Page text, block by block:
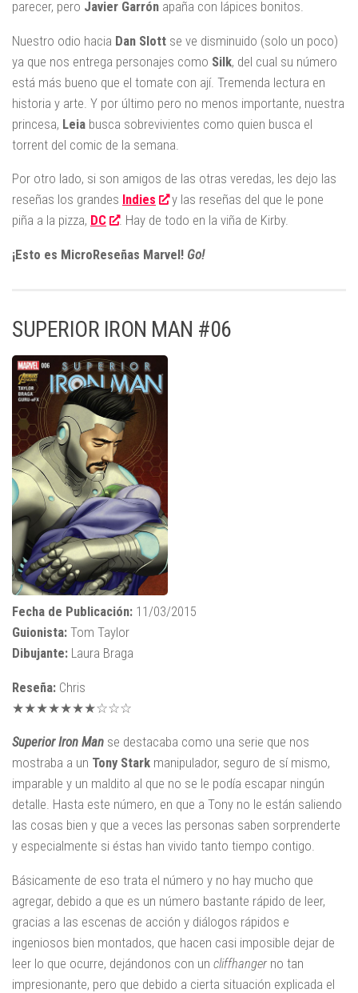
parecer, pero Javier Garrón apaña con lápices bonitos.
Nuestro odio hacia Dan Slott se ve disminuido (solo un poco)
ya que nos entrega personajes como Silk, del cual su número
está más bueno que el tomate con ají. Tremenda lectura en
historia y arte. Y por último pero no menos importante, nuestra
princesa, Leia busca sobrevivientes como quien busca el
torrent del comic de la semana.
Por otro lado, si son amigos de las otras veredas, les dejo las
reseñas los grandes Indies
y las reseñas del que le pone
piña a la pizza, DC . Hay de todo en la viña de Kirby.
¡Esto es MicroReseñas Marvel! Go!
SUPERIOR IRON MAN #06
Fecha de Publicación: 11/03/2015
Guionista: Tom Taylor
Dibujante: Laura Braga
Reseña: Chris
★★★★★★★☆☆☆
Superior Iron Man se destacaba como una serie que nos
mostraba a un Tony Stark manipulador, seguro de sí mismo,
imparable y un maldito al que no se le podía escapar ningún
detalle. Hasta este número, en que a Tony no le están saliendo
las cosas bien y que a veces las personas saben sorprenderte
y especialmente si éstas han vivido tanto tiempo contigo.
Básicamente de eso trata el número y no hay mucho que
agregar, debido a que es un número bastante rápido de leer,
gracias a las escenas de acción y diálogos rápidos e
ingeniosos bien montados, que hacen casi imposible dejar de
leer lo que ocurre, dejándonos con un cliffhanger no tan
impresionante, pero que debido a cierta situación explicada el